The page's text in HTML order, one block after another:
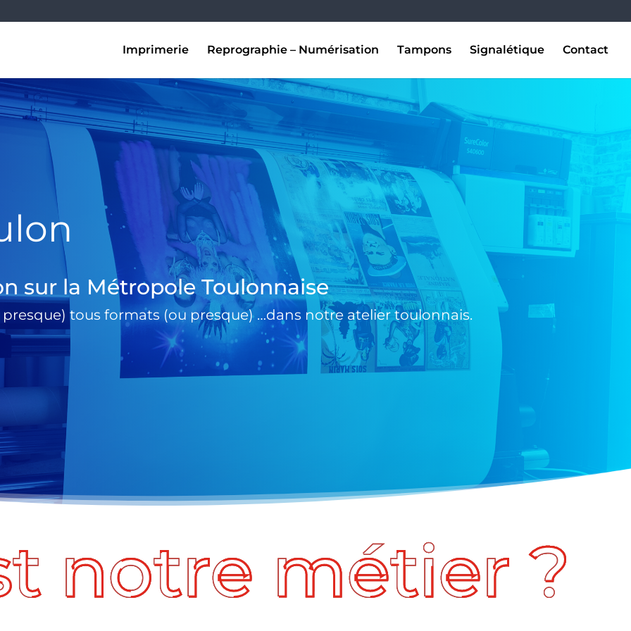
Imprimerie Reprographie – Numérisation Tampons Signalétique Contact
sur la Métropole Toulonnaise
tous formats (ou presque) …dans notre atelier toulonnais.